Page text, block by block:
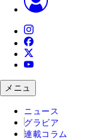
メニュ
ニュース
グラビア
連載コラム